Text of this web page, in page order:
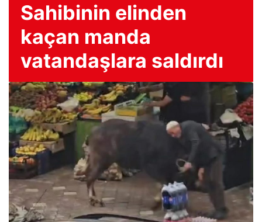
Sahibinin elinden
kaçan manda
vatandaşlara saldırdı